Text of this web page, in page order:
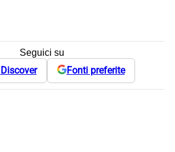
Seguici su
Discover Fonti preferite